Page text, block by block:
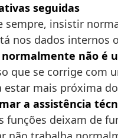
seguidas
sempre, insistir
nos dados internos
não é
que se corrige com
estar mais próxima
a assistência
funções deixam de